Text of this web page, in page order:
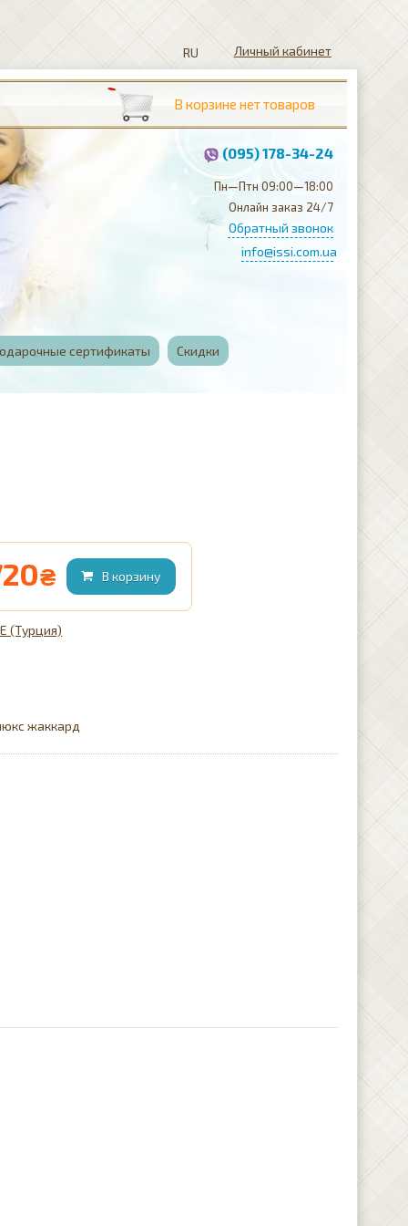
сертификаты Скидки
Личный кабинет
(095) 178-34-24
Пн—Птн 09:00—18:00
Онлайн заказ 24/7
Обратный звонок
info@issi.com.ua
₴
(Турция)
жаккард